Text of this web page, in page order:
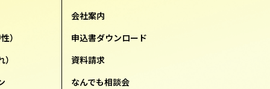
）
会社案内
申込書ダウンロード
資料請求
なんでも相談会